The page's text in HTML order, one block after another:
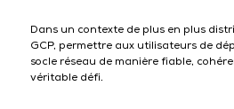
Dans un contexte de plus en plus
GCP, permettre aux utilisateurs de
socle réseau de manière fiable,
véritable défi.